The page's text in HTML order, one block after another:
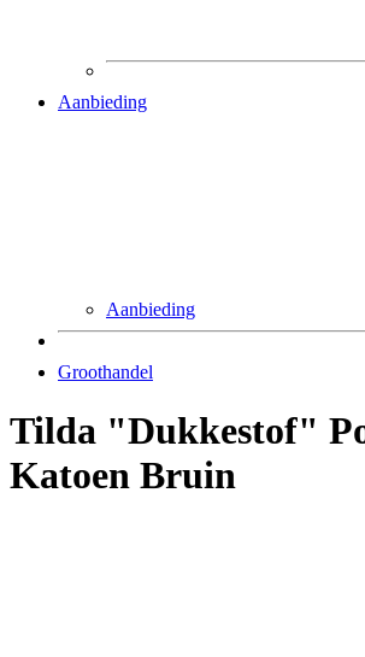
Aanbieding
Aanbieding
Groothandel
Tilda "Dukkestof"
Katoen Bruin